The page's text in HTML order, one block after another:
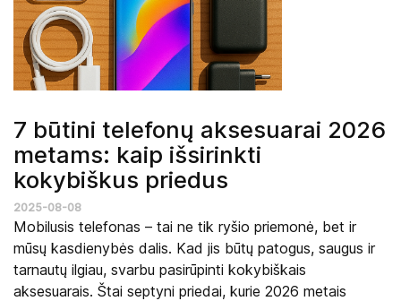
7 būtini telefonų aksesuarai 2026
metams: kaip išsirinkti
kokybiškus priedus
2025-08-08
Mobilusis telefonas – tai ne tik ryšio priemonė, bet ir
mūsų kasdienybės dalis. Kad jis būtų patogus, saugus ir
tarnautų ilgiau, svarbu pasirūpinti kokybiškais
aksesuarais. Štai septyni priedai, kurie 2026 metais